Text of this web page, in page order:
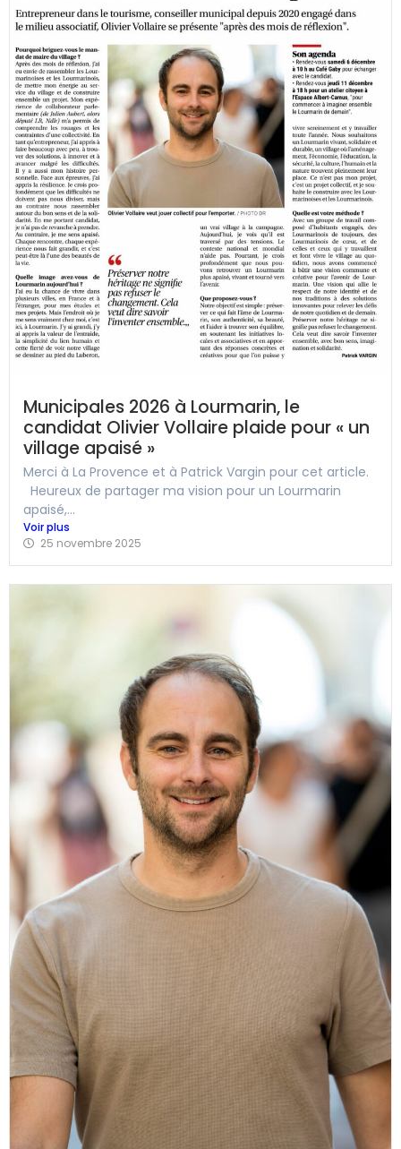
Municipales 2026 à Lourmarin, le
candidat Olivier Vollaire plaide pour « un
village apaisé »
Merci à La Provence et à Patrick Vargin pour cet article.
Heureux de partager ma vision pour un Lourmarin
apaisé,...
Voir plus
25 novembre 2025